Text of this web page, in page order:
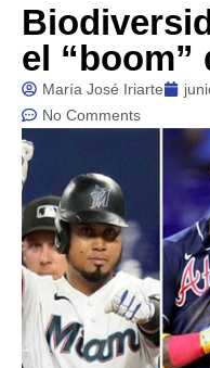
el “boom”
María José Iriarte
No Comments